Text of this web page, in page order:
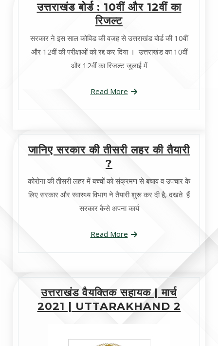
उत्तराखंड बोर्ड : 10वीं और 12वीं का
रिजल्ट
सरकार ने इस साल कोविड की वजह से उत्तराखंड बोर्ड की 10वीं
और 12वीं की परीक्षाओं को रद्द कर दिया । उत्तराखंड का 10वीं
और 12वीं का रिजल्ट जुलाई में
Read More
जानिए सरकार की तीसरी लहर की तैयारी
?
कोरोना की तीसरी लहर में बच्चों को संक्रमण से बचाव व उपचार के
लिए सरकार और स्वास्थ्य विभाग ने तैयारी शुरू कर दी है, दखते हैं
सरकार कैसे अपना कार्य
Read More
उत्तराखंड वैयक्तिक सहायक | मार्च
2021 | UTTARAKHAND 2